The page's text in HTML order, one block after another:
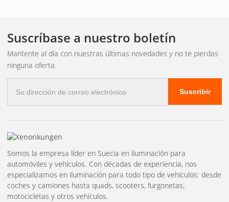
Suscríbase a nuestro boletín
Mantente al día con nuestras últimas novedades y no te pierdas
ninguna oferta.
electrónico
Suscribir
Somos la empresa líder en Suecia en iluminación para
automóviles y vehículos. Con décadas de experiencia, nos
especializamos en iluminación para todo tipo de vehículos: desde
coches y camiones hasta quads, scooters, furgonetas,
motocicletas y otros vehículos.